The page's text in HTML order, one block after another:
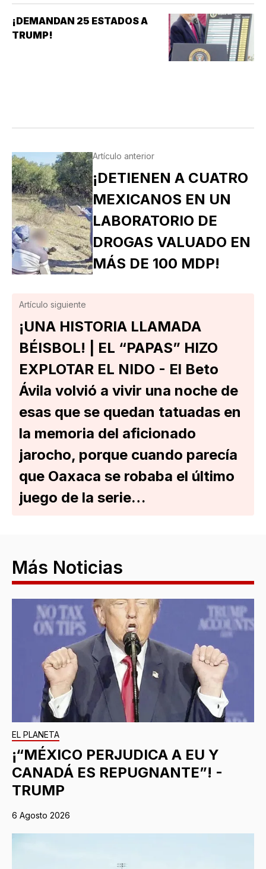
¡DEMANDAN 25 ESTADOS A
TRUMP!
Artículo anterior
¡DETIENEN A CUATRO
MEXICANOS EN UN
LABORATORIO DE
DROGAS VALUADO EN
MÁS DE 100 MDP!
Artículo siguiente
¡UNA HISTORIA LLAMADA
BÉISBOL! | EL “PAPAS” HIZO
EXPLOTAR EL NIDO - El Beto
Ávila volvió a vivir una noche de
esas que se quedan tatuadas en
la memoria del aficionado
jarocho, porque cuando parecía
que Oaxaca se robaba el último
juego de la serie…
Más Noticias
EL PLANETA
¡“MÉXICO PERJUDICA A EU Y
CANADÁ ES REPUGNANTE”! -
TRUMP
6 Agosto 2026